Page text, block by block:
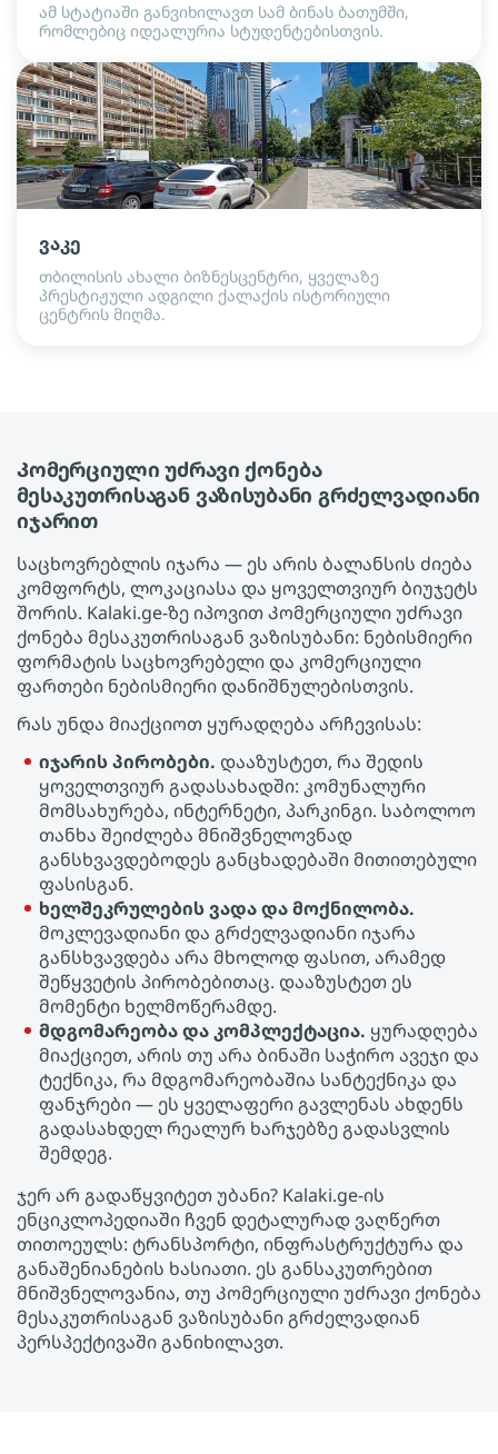
ამ სტატიაში განვიხილავთ სამ ბინას ბათუმში,
რომლებიც იდეალურია სტუდენტებისთვის.
ვაკე
თბილისის ახალი ბიზნესცენტრი, ყველაზე
პრესტიჟული ადგილი ქალაქის ისტორიული
ცენტრის მიღმა.
Კომერციული უძრავი ქონება
მესაკუთრისაგან ვაზისუბანი გრძელვადიანი
იჯარით
საცხოვრებლის იჯარა — ეს არის ბალანსის ძიება
კომფორტს, ლოკაციასა და ყოველთვიურ ბიუჯეტს
შორის. Kalaki.ge-ზე იპოვით Კომერციული უძრავი
ქონება მესაკუთრისაგან ვაზისუბანი: ნებისმიერი
ფორმატის საცხოვრებელი და კომერციული
ფართები ნებისმიერი დანიშნულებისთვის.
რას უნდა მიაქციოთ ყურადღება არჩევისას:
იჯარის პირობები. დააზუსტეთ, რა შედის
ყოველთვიურ გადასახადში: კომუნალური
მომსახურება, ინტერნეტი, პარკინგი. საბოლოო
თანხა შეიძლება მნიშვნელოვნად
განსხვავდებოდეს განცხადებაში მითითებული
ფასისგან.
ხელშეკრულების ვადა და მოქნილობა.
მოკლევადიანი და გრძელვადიანი იჯარა
განსხვავდება არა მხოლოდ ფასით, არამედ
შეწყვეტის პირობებითაც. დააზუსტეთ ეს
მომენტი ხელმოწერამდე.
მდგომარეობა და კომპლექტაცია. ყურადღება
მიაქციეთ, არის თუ არა ბინაში საჭირო ავეჯი და
ტექნიკა, რა მდგომარეობაშია სანტექნიკა და
ფანჯრები — ეს ყველაფერი გავლენას ახდენს
გადასახდელ რეალურ ხარჯებზე გადასვლის
შემდეგ.
ჯერ არ გადაწყვიტეთ უბანი? Kalaki.ge-ის
ენციკლოპედიაში ჩვენ დეტალურად ვაღწერთ
თითოეულს: ტრანსპორტი, ინფრასტრუქტურა და
განაშენიანების ხასიათი. ეს განსაკუთრებით
მნიშვნელოვანია, თუ Კომერციული უძრავი ქონება
მესაკუთრისაგან ვაზისუბანი გრძელვადიან
პერსპექტივაში განიხილავთ.